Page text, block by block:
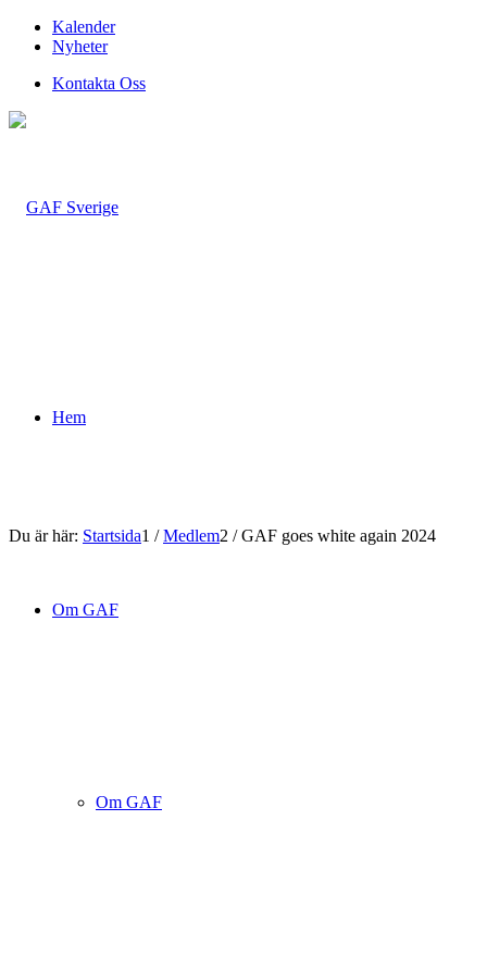
Kalender
Nyheter
Kontakta Oss
Hem
Om GAF
Om GAF
Du är här: Startsida1 / Medlem2 / GAF goes white again 2024